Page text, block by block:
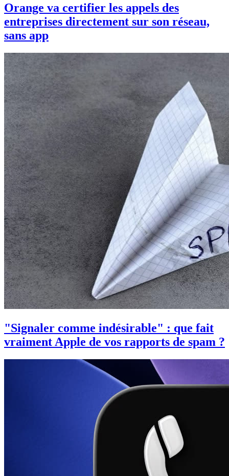
Orange va certifier les appels des
entreprises directement sur son réseau,
sans app
"Signaler comme indésirable" : que fait
vraiment Apple de vos rapports de spam ?